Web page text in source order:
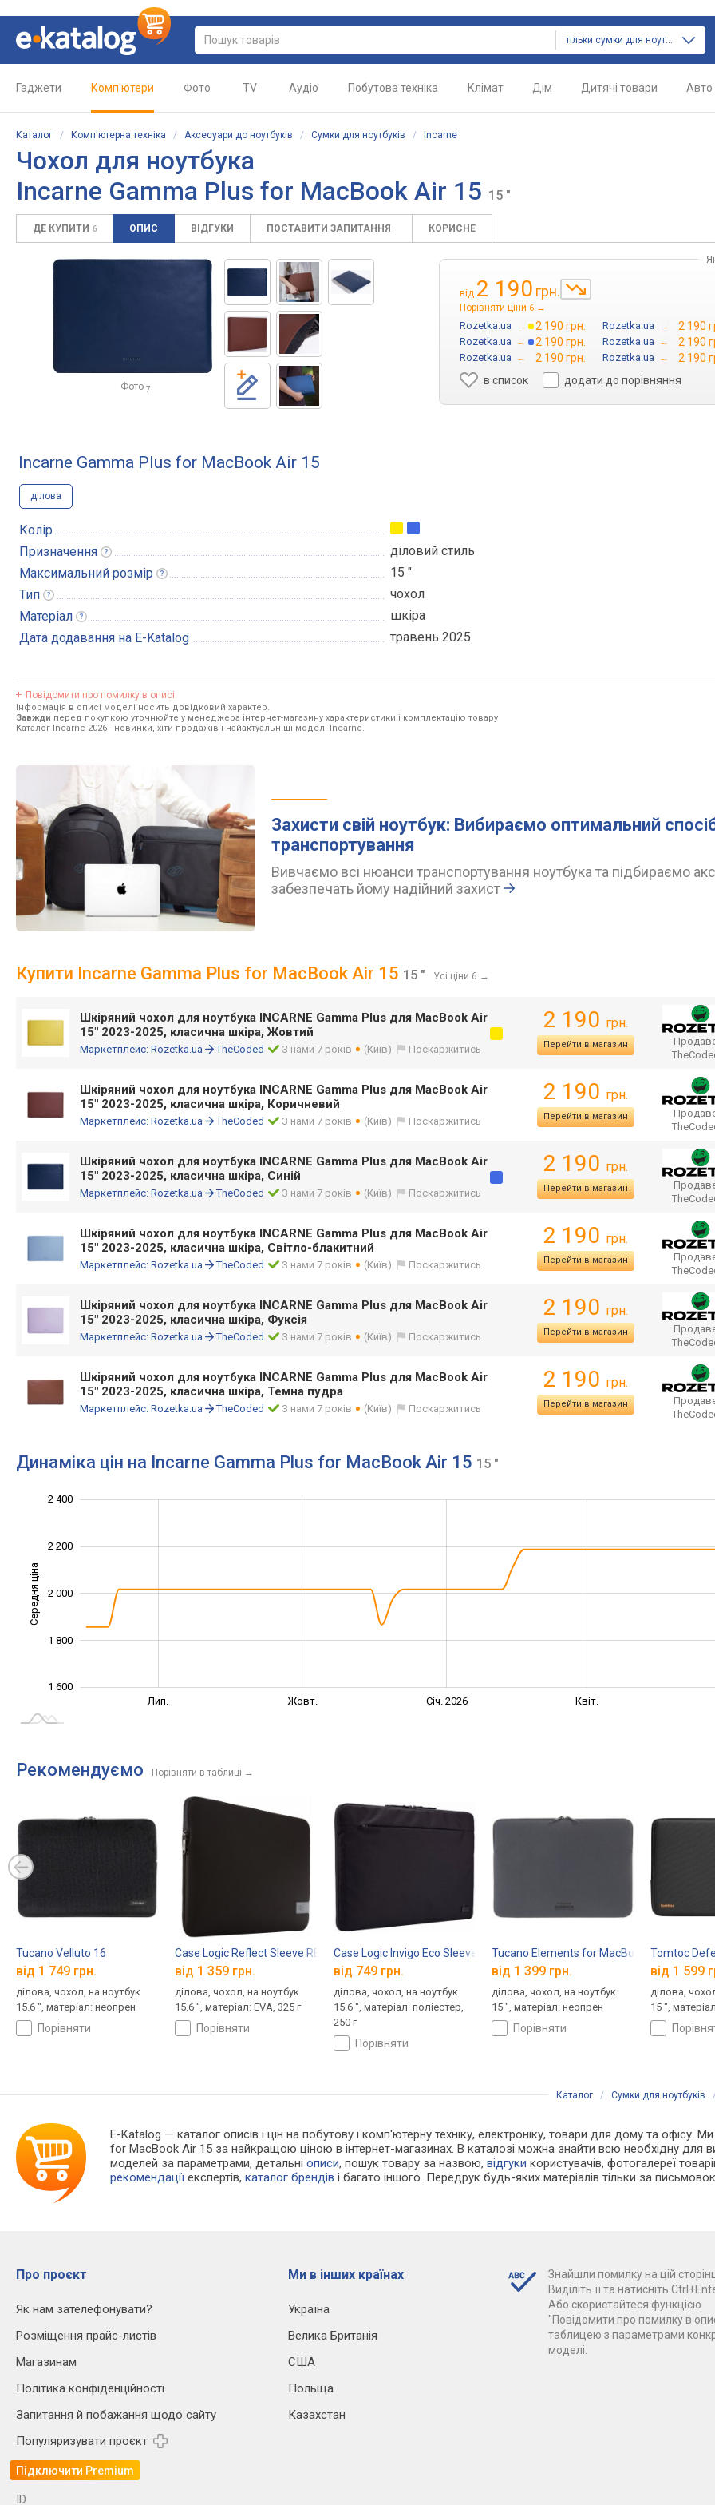
тільки сумки для ноутбуків
Гаджети Комп'ютери Фото TV Аудіо Побутова техніка Клімат Дім Дитячі товари Авто
Каталог / Комп'ютерна техніка / Аксесуари до ноутбуків / Сумки для ноутбуків / Incarne
Чохол для ноутбука
Incarne Gamma Plus for MacBook Air 15 15 "
ДЕ КУПИТИ 6 ОПИС ВІДГУКИ ПОСТАВИТИ ЗАПИТАННЯ КОРИСНЕ
Фото 7
від 2 190 грн.
Порівняти ціни 6 →
Rozetka.ua → 2 190 грн. Rozetka.ua → 2 190
Rozetka.ua → 2 190 грн. Rozetka.ua → 2 190
Rozetka.ua → 2 190 грн. Rozetka.ua →
2 190
в список
додати до порівняння
Incarne Gamma Plus for MacBook Air 15
ділова
Колір
Призначення
діловий стиль
Максимальний розмір
15 "
Тип
чохол
Матеріал
шкіра
Дата додавання на E-Katalog
травень 2025
Повідомити про помилку в описі
Інформація в описі моделі носить довідковий характер.
Завжди перед покупкою уточнюйте у менеджера інтернет-магазину характеристики і комплектацію товару
Каталог Incarne 2026 - новинки, хіти продажів і найактуальніші моделі Incarne.
Захисти свій ноутбук: Вибираємо оптимальний
транспортування
Вивчаємо всі нюанси транспортування ноутбука та підбираємо
забезпечать йому надійний захист
Купити Incarne Gamma Plus for MacBook Air 15 15 " Усі ціни 6 →
Шкіряний чохол для ноутбука INCARNE Gamma Plus для MacBook Air
15" 2023-2025, класична шкіра, Жовтий
Маркетплейс: Rozetka.ua TheCoded З нами 7 років (Київ) Поскаржитись
2 190 грн.
Перейти в магазин
Шкіряний чохол для ноутбука INCARNE Gamma Plus для MacBook Air
15" 2023-2025, класична шкіра, Коричневий
Маркетплейс: Rozetka.ua TheCoded З нами 7 років (Київ) Поскаржитись
2 190 грн.
Перейти в магазин
Шкіряний чохол для ноутбука INCARNE Gamma Plus для MacBook Air
15" 2023-2025, класична шкіра, Синій
Маркетплейс: Rozetka.ua TheCoded З нами 7 років (Київ) Поскаржитись
2 190 грн.
Перейти в магазин
Шкіряний чохол для ноутбука INCARNE Gamma Plus для MacBook Air
15" 2023-2025, класична шкіра, Світло-блакитний
Маркетплейс: Rozetka.ua TheCoded З нами 7 років (Київ) Поскаржитись
2 190 грн.
Перейти в магазин
Шкіряний чохол для ноутбука INCARNE Gamma Plus для MacBook Air
15" 2023-2025, класична шкіра, Фуксія
Маркетплейс: Rozetka.ua TheCoded З нами 7 років (Київ) Поскаржитись
2 190 грн.
Перейти в магазин
Шкіряний чохол для ноутбука INCARNE Gamma Plus для MacBook Air
15" 2023-2025, класична шкіра, Темна пудра
Маркетплейс: Rozetka.ua TheCoded З нами 7 років (Київ) Поскаржитись
2 190 грн.
Перейти в магазин
Динаміка цін на Incarne Gamma Plus for MacBook Air 15 15 "
Середня ціна 1 600
1 600
1 800
2 000
2 200
2 400
Лип. Жовт. Січ. 2026 Квіт.
Рекомендуємо Порівняти в таблиці →
Tucano Velluto 16
від 1 749 грн.
ділова, чохол, на ноутбук
15.6 ", матеріал: неопрен
порівняти
Case Logic Reflect Sleeve REFPC-116
від 1 359 грн.
ділова, чохол, на ноутбук
15.6 ", матеріал: EVA, 325 г
порівняти
Case Logic Invigo Eco Sleeve 15.6
від 749 грн.
ділова, чохол, на ноутбук
15.6 ", матеріал: поліестер,
250 г
порівняти
Tucano Elements for MacBook Air 15
від 1 399 грн.
ділова, чохол, на ноутбук
15 ", матеріал: неопрен
порівняти
Tomtoc
від 1 599
ділова,
15 ",
Каталог / Сумки для ноутбуків
E-Katalog — каталог описів і цін на побутову і комп'ютерну техніку, електроніку, товари для дому та
for MacBook Air 15 за найкращою ціною в інтернет-магазинах. В каталозі можна знайти всю необхідну для
моделей за параметрами, детальніописи, пошук товару за назвою,відгуки користувачів, фотогалереї
рекомендації експертів,каталог брендів і багато іншого. Передрук будь-яких матеріалів тільки за
Про проєкт
Як нам зателефонувати?
Розміщення прайс-листів
Магазинам
Політика конфіденційності
Запитання й побажання щодо сайту
Популяризувати проєкт
Підключити Premium
Ми в інших країнах
Україна
Велика Британія
США
Польща
Казахстан
Знайшли помилку на цій
Виділіть її та натисніть
Або скористайтеся функцією
"Повідомити про помилку в
таблицею з параметрами
моделі.
ID